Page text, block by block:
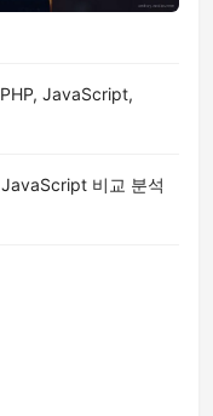
JavaScript,
비교 분석